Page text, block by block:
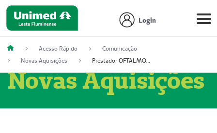
Login
Acesso Rápido
Comunicação
Novas Aquisições
Prestador OFTALMOCLÍNICA SÃO GONÇALO (55004164-2)
Novas Aquisições